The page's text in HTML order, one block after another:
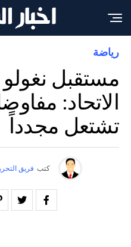
رياضة
مستقبل نغولو
الاتحاد:
تشتعل مجدداً
كتب فريق